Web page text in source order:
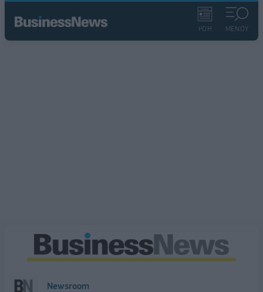
ΡΟΗ ΜΕΝΟΥ
Newsroom